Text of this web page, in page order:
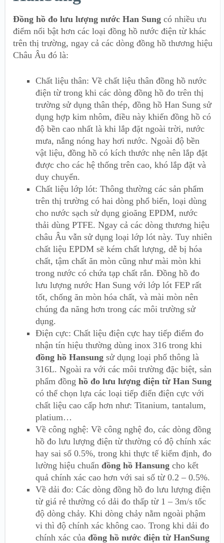
Đồng hồ đo lưu lượng nước Han Sung có nhiều ưu
điểm nổi bật hơn các loại đồng hồ nước điện từ khác
trên thị trường, ngay cả các dòng đồng hồ thương hiệu
Châu Âu đó là:
Chất liệu thân: Về chất liệu thân đồng hồ nước
điện từ trong khi các dòng đồng hồ đo trên thị
trường sử dụng thân thép, đồng hồ Han Sung sử
dụng hợp kim nhôm, điều này khiến đồng hồ có
độ bền cao nhất là khi lắp đặt ngoài trời, nước
mưa, nắng nóng hay hơi nước. Ngoài độ bền
vật liệu, đồng hồ có kích thước nhẹ nên lắp đặt
được cho các hệ thống trên cao, khó lắp đặt và
duy chuyển.
Chất liệu lớp lót: Thông thường các sản phẩm
trên thị trường có hai dòng phổ biến, loại dùng
cho nước sạch sử dụng gioăng EPDM, nước
thải dùng PTFE. Ngay cả các dòng thương hiệu
châu Âu vẫn sử dụng loại lớp lót này. Tuy nhiên
chất liệu EPDM sẽ kém chất lượng, dễ bị hóa
chất, tậm chất ăn mòn cũng như mài mòn khi
trong nước có chứa tạp chất rắn. Đồng hồ đo
lưu lượng nước Han Sung với lớp lót FEP rất
tốt, chống ăn mòn hóa chất, và mài mòn nên
chúng đa năng hơn trong các môi trường sử
dụng.
Điện cực: Chất liệu điện cực hay tiếp điểm đo
nhận tín hiệu thường dùng inox 316 trong khi
đồng hồ Hansung sử dụng loại phổ thông là
316L. Ngoài ra với các môi trường đặc biệt, sản
phẩm đồng hồ đo lưu lượng điện từ Han Sung
có thể chọn lựa các loại tiếp điển điện cực với
chất liệu cao cấp hơn như: Titanium, tantalum,
platium…
Về công nghệ: Về công nghệ đo, các dòng đồng
hồ đo lưu lượng điện từ thường có độ chính xác
hay sai số 0.5%, trong khi thực tế kiểm định, đo
lường hiệu chuẩn đồng hồ Hansung cho kết
quả chính xác cao hơn với sai số từ 0.2 – 0.5%.
Về dải đo: Các dòng đồng hồ đo lưu lượng điện
từ giá rẻ thường có dải đo thấp từ 1 – 3m/s tốc
độ dòng chảy. Khi dòng chảy nằm ngoài phậm
vi thì độ chính xác không cao. Trong khi dải đo
chính xác của đồng hồ nước điện từ HanSung